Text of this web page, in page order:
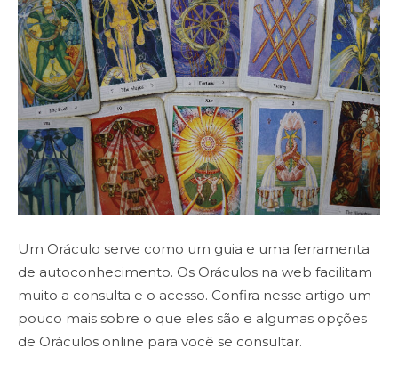
Um Oráculo serve como um guia e uma ferramenta
de autoconhecimento. Os Oráculos na web facilitam
muito a consulta e o acesso. Confira nesse artigo um
pouco mais sobre o que eles são e algumas opções
de Oráculos online para você se consultar.